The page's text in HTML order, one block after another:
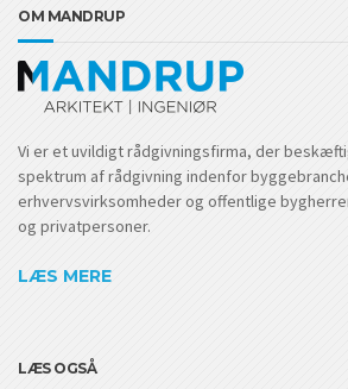
OM MANDRUP
Vi er et uvildigt rådgivningsfirma, der
spektrum af rådgivning indenfor
erhvervsvirksomheder og offentlige
og privatpersoner.
LÆS MERE
LÆS OGSÅ